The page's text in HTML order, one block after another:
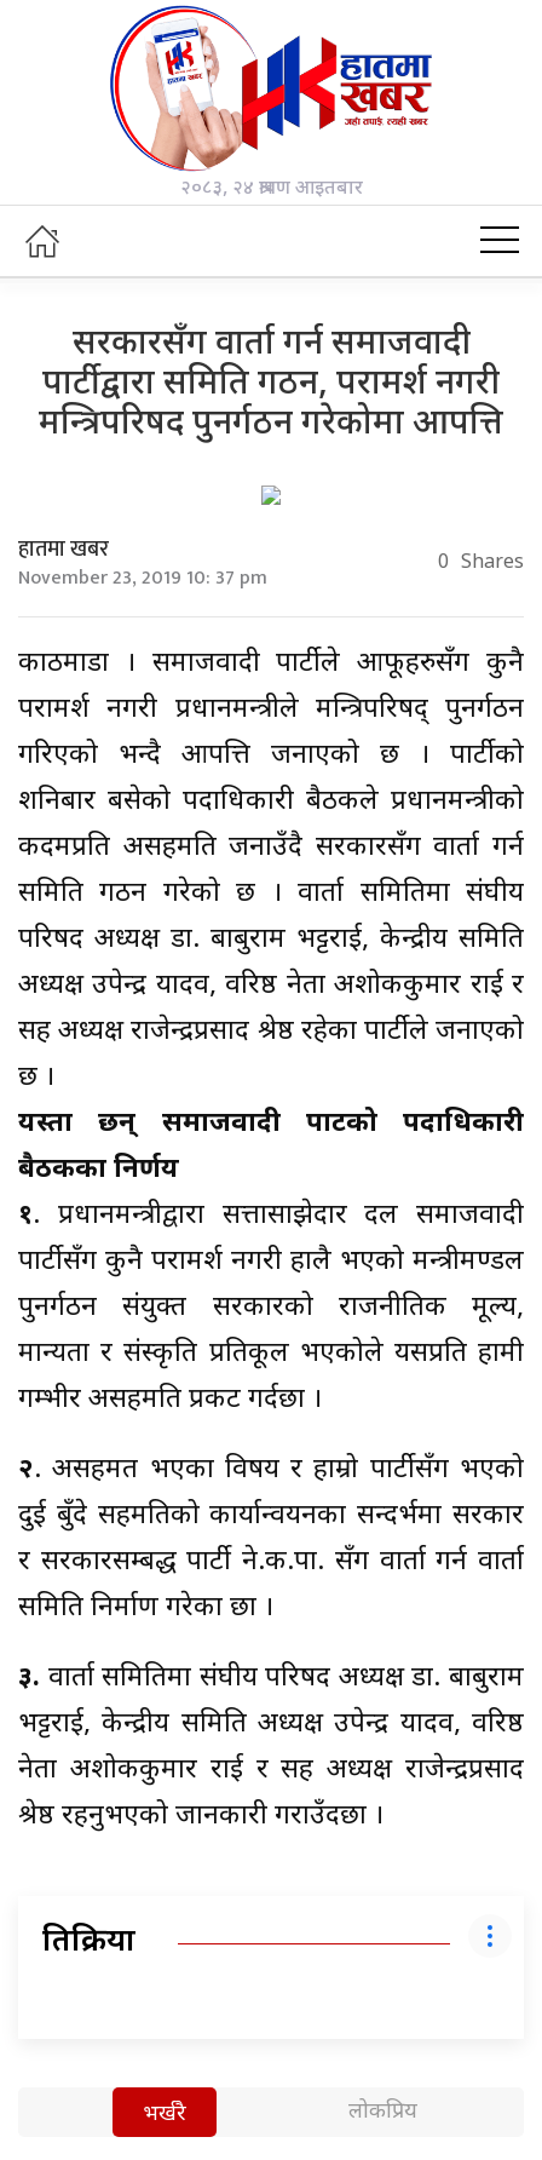
२०८३, २४ श्रावण आइतबार
सरकारसँग वार्ता गर्न समाजवादी
पार्टीद्वारा समिति गठन, परामर्श नगरी
मन्त्रिपरिषद पुनर्गठन गरेकोमा आपत्ति
हातमा खबर
November 23, 2019 10: 37 pm 0 Shares
काठमाडौं । समाजवादी पार्टीले आफूहरुसँग कुनै
परामर्श नगरी प्रधानमन्त्रीले मन्त्रिपरिषद् पुनर्गठन
गरिएको भन्दै आपत्ति जनाएको छ । पार्टीको
शनिबार बसेको पदाधिकारी बैठकले प्रधानमन्त्रीको
कदमप्रति असहमति जनाउँदै सरकारसँग वार्ता गर्न
समिति गठन गरेको छ । वार्ता समितिमा संघीय
परिषद अध्यक्ष डा. बाबुराम भट्टराई, केन्द्रीय समिति
अध्यक्ष उपेन्द्र यादव, वरिष्ठ नेता अशोककुमार राई र
सह अध्यक्ष राजेन्द्रप्रसाद श्रेष्ठ रहेका पार्टीले जनाएको
छ ।
यस्ता छन् समाजवादी पार्टीको पदाधिकारी
बैठकका निर्णय
१. प्रधानमन्त्रीद्वारा सत्तासाझेदार दल समाजवादी
पार्टीसँग कुनै परामर्श नगरी हालै भएको मन्त्रीमण्डल
पुनर्गठन संयुक्त सरकारको राजनीतिक मूल्य,
मान्यता र संस्कृति प्रतिकूल भएकोले यसप्रति हामी
गम्भीर असहमति प्रकट गर्दछौं ।
२. असहमत भएका विषय र हाम्रो पार्टीसँग भएको
दुई बुँदे सहमतिको कार्यान्वयनका सन्दर्भमा सरकार
र सरकारसम्बद्ध पार्टी ने.क.पा. सँग वार्ता गर्न वार्ता
समिति निर्माण गरेका छौं ।
३. वार्ता समितिमा संघीय परिषद अध्यक्ष डा. बाबुराम
भट्टराई, केन्द्रीय समिति अध्यक्ष उपेन्द्र यादव, वरिष्ठ
नेता अशोककुमार राई र सह अध्यक्ष राजेन्द्रप्रसाद
श्रेष्ठ रहनुभएको जानकारी गराउँदछौं ।
प्रतिक्रिया
भर्खरै लोकप्रिय